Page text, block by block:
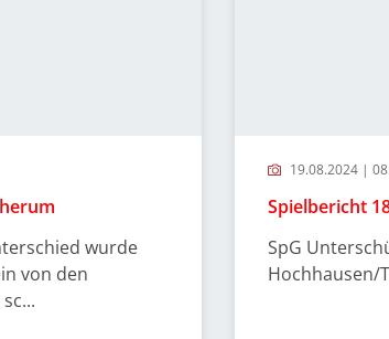
wurde
von den
19.08.2024 |
Spielbericht
SpG
Hochhausen/